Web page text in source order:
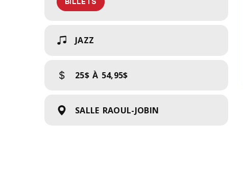
JAZZ
25$ À 54,95$
SALLE RAOUL-JOBIN